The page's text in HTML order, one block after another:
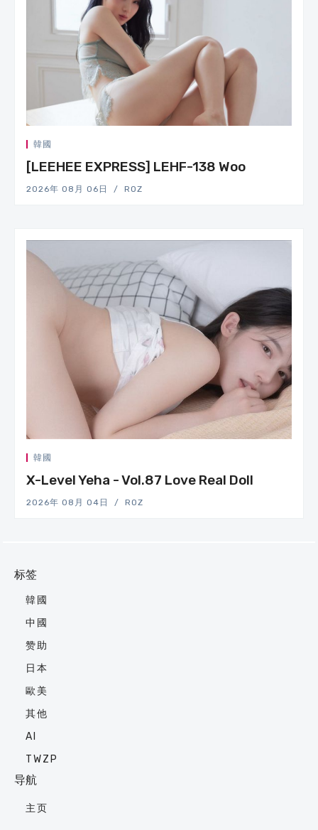
韓國
[LEEHEE EXPRESS] LEHF-138 Woo
2026年 08月 06日 ROZ
韓國
X-Level Yeha - Vol.87 Love Real Doll
2026年 08月 04日 ROZ
标签
韓國
中國
赞助
日本
歐美
其他
AI
TWZP
导航
主页